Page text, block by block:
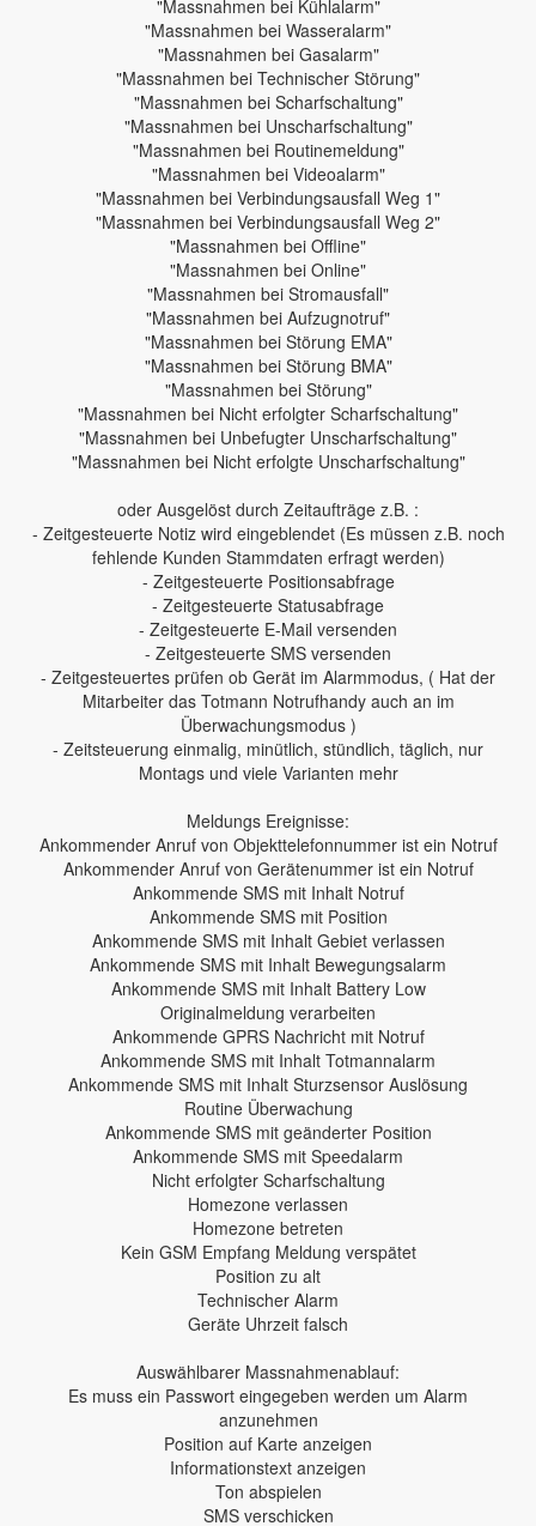
"Massnahmen bei Kühlalarm"
"Massnahmen bei Wasseralarm"
"Massnahmen bei Gasalarm"
"Massnahmen bei Technischer Störung"
"Massnahmen bei Scharfschaltung"
"Massnahmen bei Unscharfschaltung"
"Massnahmen bei Routinemeldung"
"Massnahmen bei Videoalarm"
"Massnahmen bei Verbindungsausfall Weg 1"
"Massnahmen bei Verbindungsausfall Weg 2"
"Massnahmen bei Offline"
"Massnahmen bei Online"
"Massnahmen bei Stromausfall"
"Massnahmen bei Aufzugnotruf"
"Massnahmen bei Störung EMA"
"Massnahmen bei Störung BMA"
"Massnahmen bei Störung"
"Massnahmen bei Nicht erfolgter Scharfschaltung"
"Massnahmen bei Unbefugter Unscharfschaltung"
"Massnahmen bei Nicht erfolgte Unscharfschaltung"
oder Ausgelöst durch Zeitaufträge z.B. :
- Zeitgesteuerte Notiz wird eingeblendet (Es müssen z.B. noch
fehlende Kunden Stammdaten erfragt werden)
- Zeitgesteuerte Positionsabfrage
- Zeitgesteuerte Statusabfrage
- Zeitgesteuerte E-Mail versenden
- Zeitgesteuerte SMS versenden
- Zeitgesteuertes prüfen ob Gerät im Alarmmodus, ( Hat der
Mitarbeiter das Totmann Notrufhandy auch an im
Überwachungsmodus )
- Zeitsteuerung einmalig, minütlich, stündlich, täglich, nur
Montags und viele Varianten mehr
Meldungs Ereignisse:
Ankommender Anruf von Objekttelefonnummer ist ein Notruf
Ankommender Anruf von Gerätenummer ist ein Notruf
Ankommende SMS mit Inhalt Notruf
Ankommende SMS mit Position
Ankommende SMS mit Inhalt Gebiet verlassen
Ankommende SMS mit Inhalt Bewegungsalarm
Ankommende SMS mit Inhalt Battery Low
Originalmeldung verarbeiten
Ankommende GPRS Nachricht mit Notruf
Ankommende SMS mit Inhalt Totmannalarm
Ankommende SMS mit Inhalt Sturzsensor Auslösung
Routine Überwachung
Ankommende SMS mit geänderter Position
Ankommende SMS mit Speedalarm
Nicht erfolgter Scharfschaltung
Homezone verlassen
Homezone betreten
Kein GSM Empfang Meldung verspätet
Position zu alt
Technischer Alarm
Geräte Uhrzeit falsch
Auswählbarer Massnahmenablauf:
Es muss ein Passwort eingegeben werden um Alarm
anzunehmen
Position auf Karte anzeigen
Informationstext anzeigen
Ton abspielen
SMS verschicken